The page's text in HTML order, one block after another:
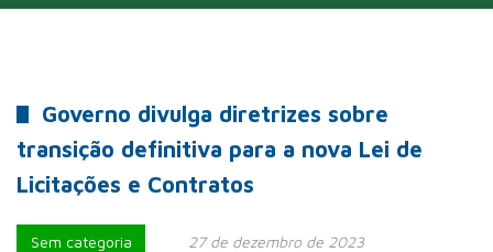
Governo divulga diretrizes sobre
transição definitiva para a nova Lei de
Licitações e Contratos
Sem categoria 27 de dezembro de 2023